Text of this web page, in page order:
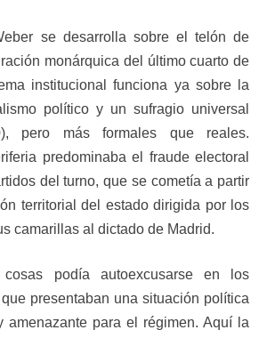
se desarrolla sobre el telón de
monárquica del último cuarto de
institucional funciona ya sobre la
político y un sufragio universal
pero más formales que reales.
predominaba el fraude electoral
del turno, que se cometía a partir
territorial del estado dirigida por los
camarillas al dictado de Madrid.
podía autoexcusarse en los
presentaban una situación política
amenazante para el régimen. Aquí la